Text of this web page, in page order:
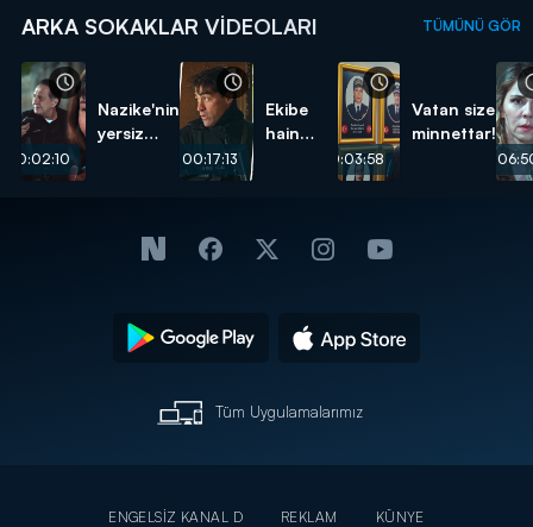
ARKA SOKAKLAR VIDEOLARI TÜMÜNÜ GÖR
00:02:10
Nazike'nin
yersiz
00:17:13
Ekibe
hain
00:03:58
Vatan size
minnettar!
Tüm Uygulamalarımız
ENGELSİZ KANAL D REKLAM KÜNYE